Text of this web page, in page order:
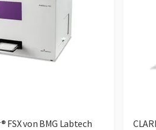
FSX von BMG Labtech